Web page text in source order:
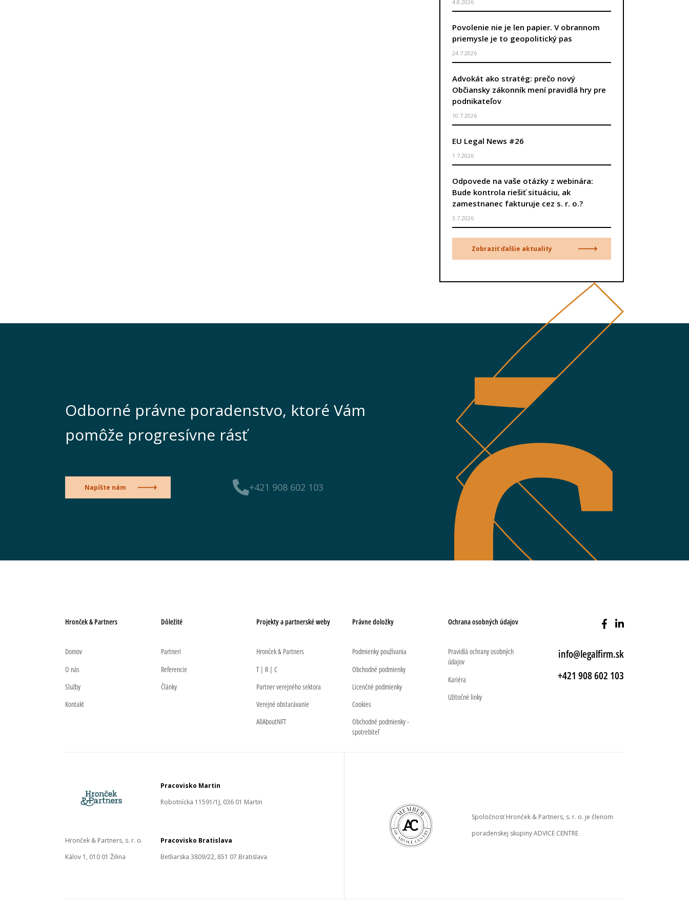
4.8.2026
Povolenie nie je len papier. V obrannom
priemysle je to geopolitický pas
24.7.2026
Advokát ako stratég: prečo nový
Občiansky zákonník mení pravidlá hry pre
podnikateľov
10.7.2026
EU Legal News #26
1.7.2026
Odpovede na vaše otázky z webinára:
Bude kontrola riešiť situáciu, ak
zamestnanec fakturuje cez s. r. o.?
3.7.2026
Zobraziť ďalšie aktuality
Odborné právne poradenstvo, ktoré Vám
pomôže progresívne rásť
+421 908 602 103
Napíšte nám
Hronček & Partners
Domov
O nás
Služby
Kontakt
Dôležité
Partneri
Referencie
Články
Projekty a partnerské weby
Hronček & Partners
T | R | C
Partner verejného sektora
Verejné obstarávanie
AllAboutNFT
Právne doložky
Podmienky používania
Obchodné podmienky
Licenčné podmienky
Cookies
Obchodné podmienky -
spotrebiteľ
Ochrana osobných údajov
Pravidlá ochrany osobných
údajov
Kariéra
Užitočné linky
info@legalfirm.sk
+421 908 602 103
Pracovisko Martin
Robotnícka 11591/1J, 036 01 Martin
Hronček & Partners, s. r. o.
Kálov 1, 010 01 Žilina
Pracovisko Bratislava
Betliarska 3809/22, 851 07 Bratislava
Spoločnosť Hronček & Partners, s. r. o. je členom
poradenskej skupiny ADVICE CENTRE